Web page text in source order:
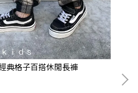
典格子百搭休閒長褲